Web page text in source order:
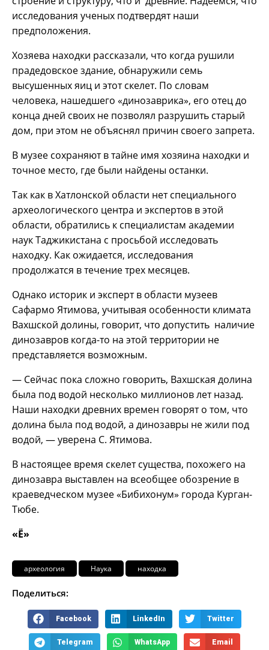
исследования ученых подтвердят наши
предположения.
Хозяева находки рассказали, что когда рушили
прадедовское здание, обнаружили семь
высушенных яиц и этот скелет. По словам
человека, нашедшего «динозаврика», его отец до
конца дней своих не позволял разрушить старый
дом, при этом не объяснял причин своего запрета.
В музее сохраняют в тайне имя хозяина находки и
точное место, где были найдены останки.
Так как в Хатлонской области нет специального
археологического центра и экспертов в этой
области, обратились к специалистам академии
наук Таджикистана с просьбой исследовать
находку. Как ожидается, исследования
продолжатся в течение трех месяцев.
Однако историк и эксперт в области музеев
Сафармо Ятимова, учитывая особенности климата
Вахшской долины, говорит, что допустить наличие
динозавров когда-то на этой территории не
представляется возможным.
— Сейчас пока сложно говорить, Вахшская долина
была под водой несколько миллионов лет назад.
Наши находки древних времен говорят о том, что
долина была под водой, а динозавры не жили под
водой, — уверена С. Ятимова.
В настоящее время скелет существа, похожего на
динозавра выставлен на всеобщее обозрение в
краеведческом музее «Бибихонум» города Курган-
Тюбе.
«Ё»
археология Наука находка
Поделиться:
Facebook LinkedIn Twitter
Telegram WhatsApp Email